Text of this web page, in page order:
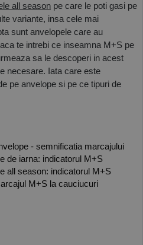
all season pe care le poti gasi pe
variante, insa cele mai
sunt anvelopele care au
te intrebi ce inseamna M+S pe
sa le descoperi in acest
necesare. Iata care este
pe anvelope si pe ce tipuri de
- semnificatia marcajului
de iarna: indicatorul M+S
all season: indicatorul M+S
M+S la cauciucuri